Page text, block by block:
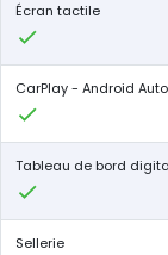
Écran tactile
CarPlay - Android Auto
Tableau de bord
Sellerie